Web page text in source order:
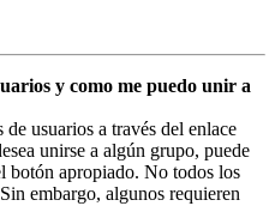
y como me puedo unir a
usuarios a través del enlace
unirse a algún grupo, puede
botón apropiado. No todos los
embargo, algunos requieren